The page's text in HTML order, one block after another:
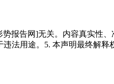
报告网]无关。内容真实性
法用途。5. 本声明最终解释